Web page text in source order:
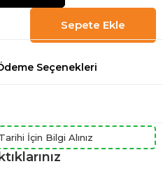
Seçenekleri
İçin Bilgi Alınız